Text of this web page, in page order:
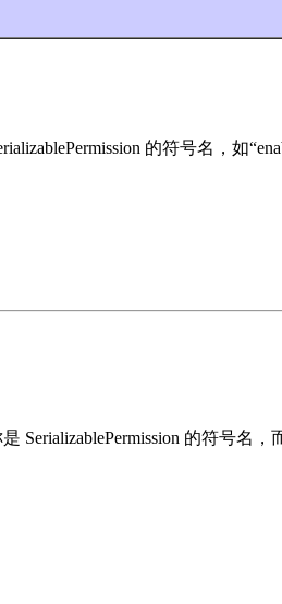
的符号名，如
SerializablePermission 的符号名